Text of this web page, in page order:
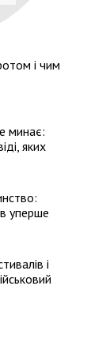
і чим
минає:
яких
уперше
і